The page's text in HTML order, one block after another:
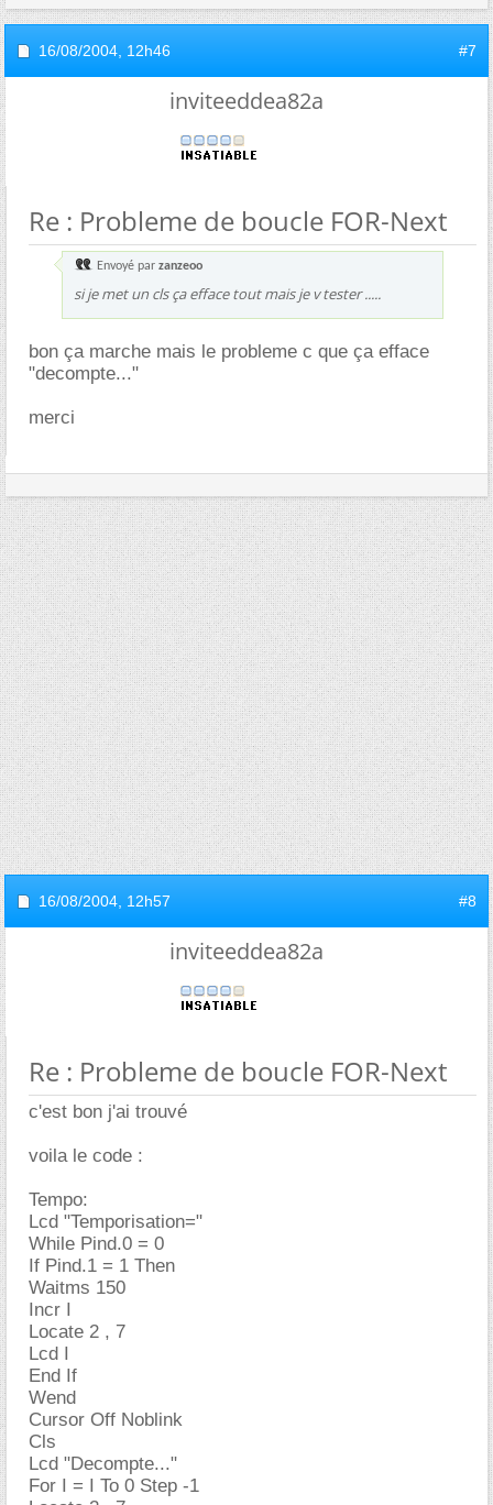
16/08/2004, 12h46 #7
inviteeddea82a
Re : Probleme de boucle FOR-Next
Envoyé par zanzeoo
si je met un cls ça efface tout mais je v tester .....
bon ça marche mais le probleme c que ça efface
"decompte..."
merci
16/08/2004, 12h57 #8
inviteeddea82a
Re : Probleme de boucle FOR-Next
c'est bon j'ai trouvé
voila le code :
Tempo:
Lcd "Temporisation="
While Pind.0 = 0
If Pind.1 = 1 Then
Waitms 150
Incr I
Locate 2 , 7
Lcd I
End If
Wend
Cursor Off Noblink
Cls
Lcd "Decompte..."
For I = I To 0 Step -1